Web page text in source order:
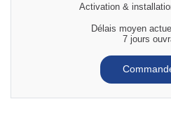
Activation &
Délais moyen
7 jours